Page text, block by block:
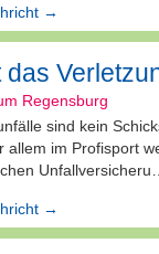
→
Regensburg
sind kein
im Profisport
Unfallversicheru…
→